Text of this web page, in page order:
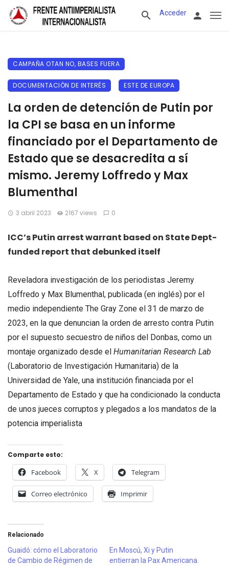
Acceder
CAMPAÑA OTAN NO, BASES FUERA
DOCUMENTACIÓN DE INTERÉS ESTE DE EUROPA
La orden de detención de Putin por
la CPI se basa en un informe
financiado por el Departamento de
Estado que se desacredita a sí
mismo. Jeremy Loffredo y Max
Blumenthal
3 abril 2023 2167 views 0
ICC’s Putin arrest warrant based on State Dept-
funded report that debunked itself
Reveladora investigación de los periodistas Jeremy
Loffredo y Max Blumenthal, publicada (en inglés) por el
medio independiente The Gray Zone el 31 de marzo de
2023, en la que denuncian la orden de arresto contra Putin
por el supuesto secuestro de niños del Donbas, como un
montaje organizado desde el Humanitarian Research Lab
(Laboratorio de Investigación Humanitaria) de la
Universidad de Yale, una institución financiada por el
Departamento de Estado y que ha condicionado la conducta
de unos jueces corruptos y plegados a los mandatos de la
potencia imperialista
Comparte esto:
Facebook X Telegram
Correo electrónico Imprimir
Relacionado
Guaidó: cómo el Laboratorio
de Cambio de Régimen de
En Moscú, Xi y Putin
entierran la Pax Americana.